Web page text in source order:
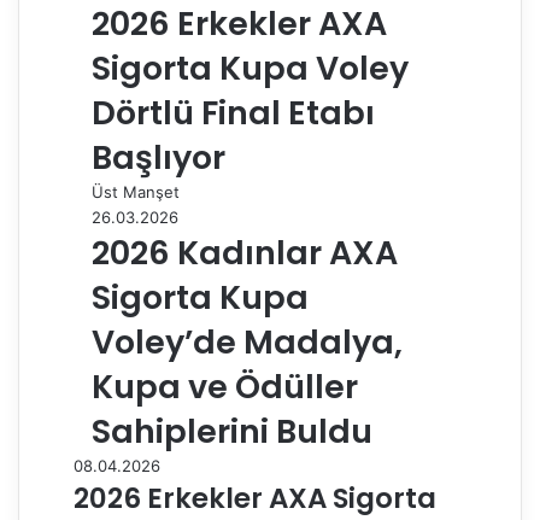
2026 Erkekler AXA
Sigorta Kupa Voley
Dörtlü Final Etabı
Başlıyor
Üst Manşet
26.03.2026
2026 Kadınlar AXA
Sigorta Kupa
Voley’de Madalya,
Kupa ve Ödüller
Sahiplerini Buldu
08.04.2026
2026 Erkekler AXA Sigorta